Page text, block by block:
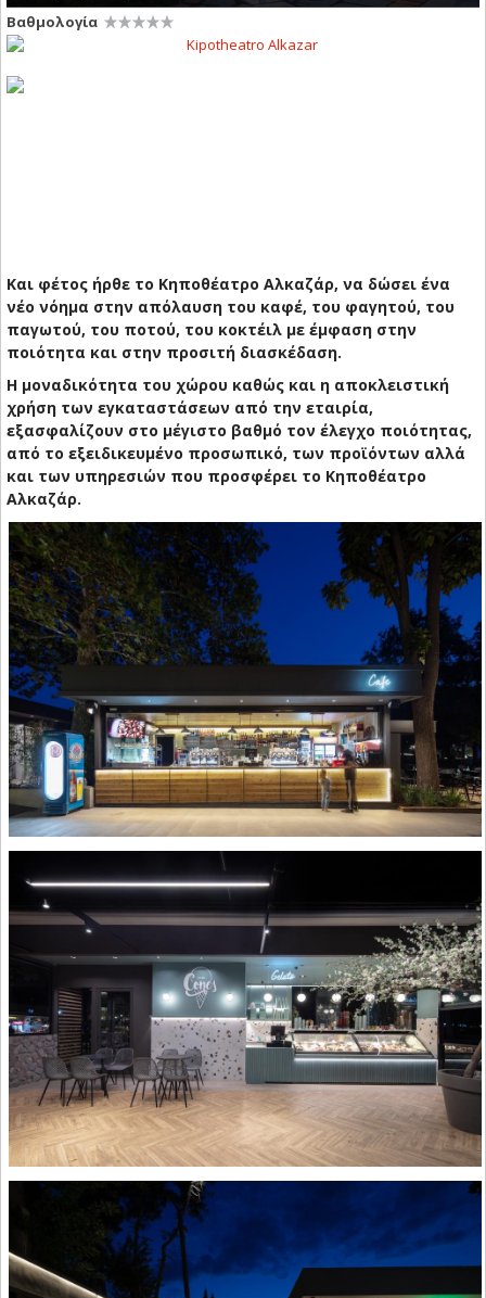
Βαθμολογία
Και φέτος ήρθε το Κηποθέατρο Αλκαζάρ, να δώσει ένα
νέο νόημα στην απόλαυση του καφέ, του φαγητού, του
παγωτού, του ποτού, του κοκτέιλ με έμφαση στην
ποιότητα και στην προσιτή διασκέδαση.
Η μοναδικότητα του χώρου καθώς και η αποκλειστική
χρήση των εγκαταστάσεων από την εταιρία,
εξασφαλίζουν στο μέγιστο βαθμό τον έλεγχο ποιότητας,
από το εξειδικευμένο προσωπικό, των προϊόντων αλλά
και των υπηρεσιών που προσφέρει το Κηποθέατρο
Αλκαζάρ.